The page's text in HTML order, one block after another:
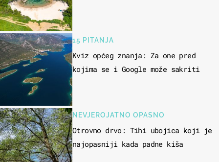
15 PITANJA
Kviz općeg znanja: Za one pred
kojima se i Google može sakriti
NEVJEROJATNO OPASNO
Otrovno drvo: Tihi ubojica koji je
najopasniji kada padne kiša